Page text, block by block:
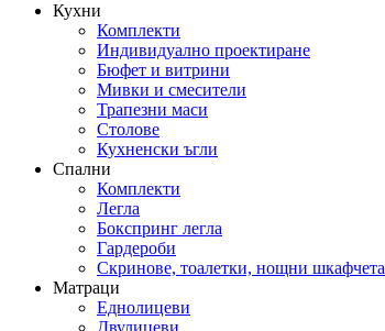
Кухни
Комплекти
Индивидуално проектиране
Бюфет и витрини
Мивки и смесители
Трапезни маси
Столове
Кухненски ъгли
Спални
Комплекти
Легла
Бокспринг легла
Гардероби
Скринове, тоалетки, нощни шкафчета
Матраци
Еднолицеви
Двулицеви